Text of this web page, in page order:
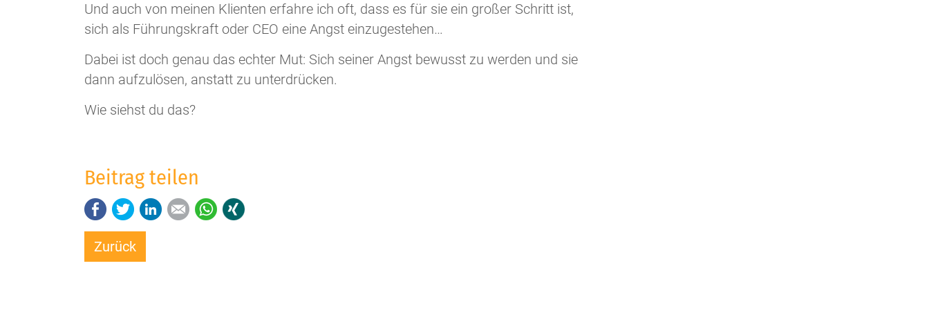
Und auch von meinen Klienten erfahre ich oft, dass es für sie ein großer Schritt ist,
sich als Führungskraft oder CEO eine Angst einzugestehen…
Dabei ist doch genau das echter Mut: Sich seiner Angst bewusst zu werden und sie
dann aufzulösen, anstatt zu unterdrücken.
Wie siehst du das?
Beitrag teilen
Facebook
TwitterLinkedIn
E-mailWhatsApp
Zurück